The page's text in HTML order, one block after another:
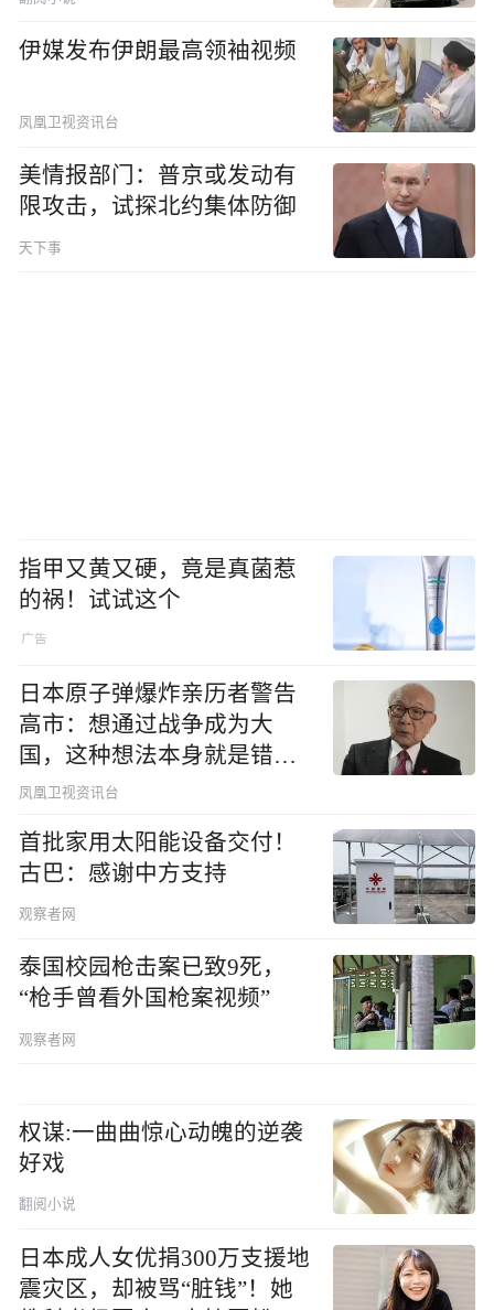
伊媒发布伊朗最高领袖视频
凤凰卫视资讯台
美情报部门：普京或发动有
限攻击，试探北约集体防御
天下事
指甲又黄又硬，竟是真菌惹
的祸！试试这个
日本原子弹爆炸亲历者警告
高市：想通过战争成为大
国，这种想法本身就是错误
的
凤凰卫视资讯台
首批家用太阳能设备交付！
古巴：感谢中方支持
观察者网
泰国校园枪击案已致9死，
“枪手曾看外国枪案视频”
观察者网
权谋:一曲曲惊心动魄的逆袭
好戏
翻阅小说
日本成人女优捐300万支援地
震灾区，却被骂“脏钱”！她